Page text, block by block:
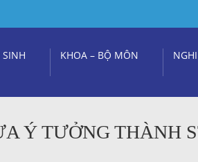
SINH KHOA – BỘ MÔN
Ý TƯỞNG THÀNH